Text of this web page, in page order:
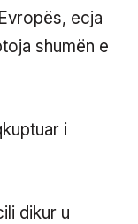
ecja
shumën e
dikur u